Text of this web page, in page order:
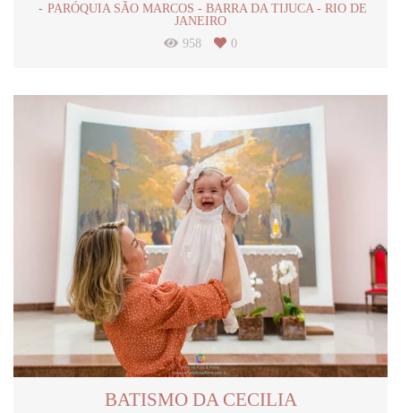
PARÓQUIA SÃO MARCOS - BARRA DA TIJUCA - RIO DE
JANEIRO
958
0
BATISMO DA CECILIA